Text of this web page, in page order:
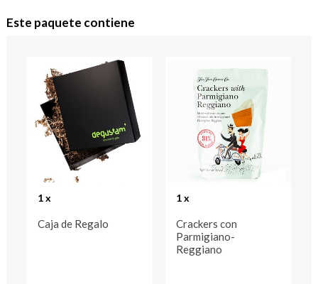
Este paquete contiene
1 x
Caja de Regalo
1 x
Crackers con
Parmigiano-
Reggiano